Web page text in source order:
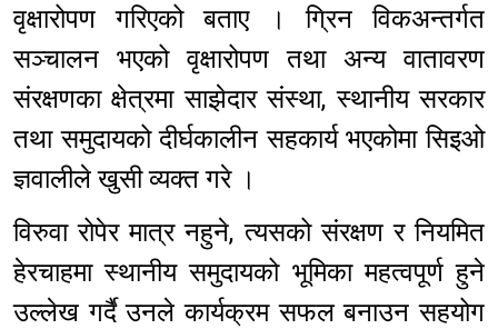
वृक्षारोपण गरिएको बताए । ग्रिन विकअन्तर्गत
सञ्चालन भएको वृक्षारोपण तथा अन्य वातावरण
संरक्षणका क्षेत्रमा साझेदार संस्था, स्थानीय सरकार
तथा समुदायको दीर्घकालीन सहकार्य भएकोमा सिइओ
ज्ञवालीले खुसी व्यक्त गरे ।
विरुवा रोपेर मात्र नहुने, त्यसको संरक्षण र नियमित
हेरचाहमा स्थानीय समुदायको भूमिका महत्वपूर्ण हुने
उल्लेख गर्दै उनले कार्यक्रम सफल बनाउन सहयोग